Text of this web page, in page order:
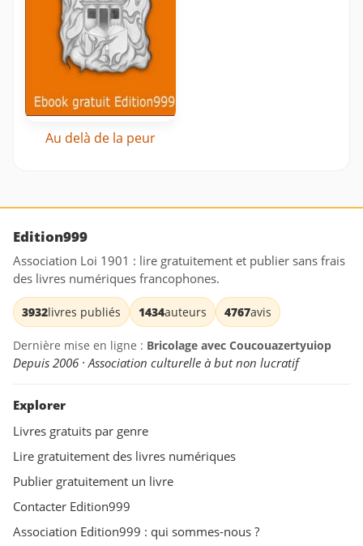
Au delà de la peur
Edition999
Association Loi 1901 : lire gratuitement et publier sans frais
des livres numériques francophones.
3932livres publiés 1434auteurs 4767avis
Dernière mise en ligne : Bricolage avec Coucouazertyuiop
Depuis 2006 · Association culturelle à but non lucratif
Explorer
Livres gratuits par genre
Lire gratuitement des livres numériques
Publier gratuitement un livre
Contacter Edition999
Association Edition999 : qui sommes-nous ?